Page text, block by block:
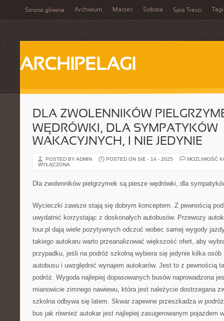
Strona główna Archiwum Marzec Sobota Spis Treści Tagi
ARCHIPELAGI
DLA ZWOLENNIKÓW
WĘDRÓWKI, DLA SYMPATYKÓW
WAKACYJNYCH, I NIE JEDYNIE
POSTED BY ADMIN POSTED ON SIE - 14 - 2025
MOŻLIWOŚĆ
WYŁĄCZONA
Dla zwolenników pielgrzymek są piesze wędrówki, dla
Wycieczki zawsze stają się dobrym konceptem. Z pewnością
uwydatnić korzystając z doskonałych autobusów. Przewozy
tour.pl dają wiele pozytywnych odczuć wobec samej wygody
takiego autokaru warto przeanalizować większość ofert, aby
przypadku, jeśli na podróż szkolną wybiera się jedynie kilka
autobusu i uwzględnić wynajem autokarów. Jest to z pewnością
podróż. Wygoda najlepiej dopasowanych busów naprowadzona
mianowicie zimnego nawiewu, która jest należycie dostrzegana
szkolna odbywa się latem. Skwar zapewne przeszkadza w
bus jak również autokar jest najlepiej zasugerowanym pojazdem